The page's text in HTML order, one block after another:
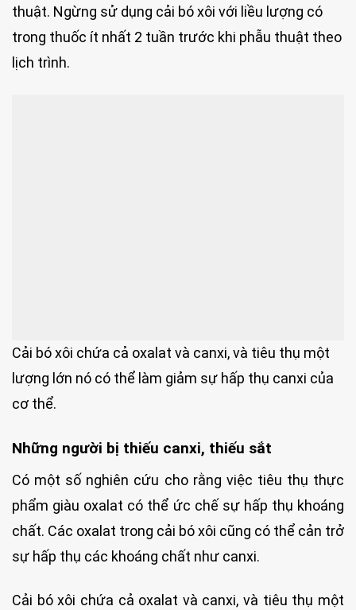
thuật. Ngừng sử dụng cải bó xôi với liều lượng có
trong thuốc ít nhất 2 tuần trước khi phẫu thuật theo
lịch trình.
Cải bó xôi chứa cả oxalat và canxi, và tiêu thụ một
lượng lớn nó có thể làm giảm sự hấp thụ canxi của
cơ thể.
Những người bị thiếu canxi, thiếu sắt
Có một số nghiên cứu cho rằng việc tiêu thụ thực
phẩm giàu oxalat có thể ức chế sự hấp thụ khoáng
chất. Các oxalat trong cải bó xôi cũng có thể cản trở
sự hấp thụ các khoáng chất như canxi.
Cải bó xôi chứa cả oxalat và canxi, và tiêu thụ một